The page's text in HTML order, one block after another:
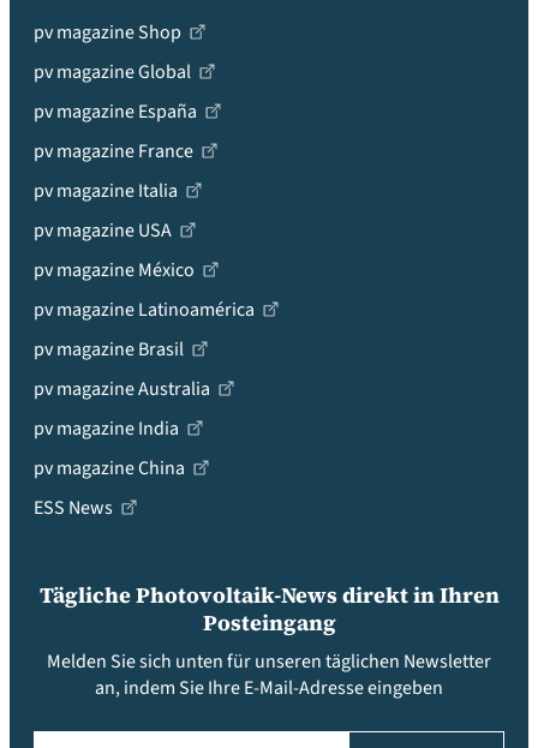
pv magazine Shop
pv magazine Global
pv magazine España
pv magazine France
pv magazine Italia
pv magazine USA
pv magazine México
pv magazine Latinoamérica
pv magazine Brasil
pv magazine Australia
pv magazine India
pv magazine China
ESS News
Tägliche Photovoltaik-News direkt in Ihren
Posteingang
Melden Sie sich unten für unseren täglichen Newsletter
an, indem Sie Ihre E-Mail-Adresse eingeben